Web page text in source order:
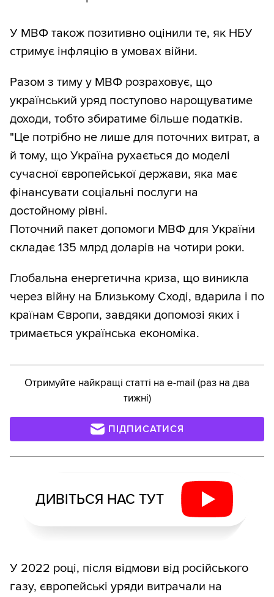
У МВФ також позитивно оцінили те, як НБУ
стримує інфляцію в умовах війни.
Разом з тиму у МВФ розраховує, що
український уряд поступово нарощуватиме
доходи, тобто збиратиме більше податків.
"Це потрібно не лише для поточних витрат, а
й тому, що Україна рухається до моделі
сучасної європейської держави, яка має
фінансувати соціальні послуги на
достойному рівні.
Поточний пакет допомоги МВФ для України
складає 135 млрд доларів на чотири роки.
Глобальна енергетична криза, що виникла
через війну на Близькому Сході, вдарила і по
країнам Європи, завдяки допомозі яких і
тримається українська економіка.
Отримуйте найкращі статті на e-mail (раз на два
тижні)
ПІДПИСАТИСЯ
ДИВІТЬСЯ НАС ТУТ
У 2022 році, після відмови від російського
газу, європейські уряди витрачали на